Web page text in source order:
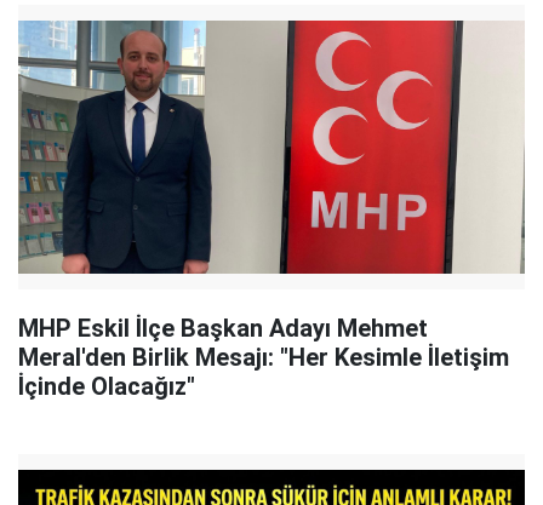
MHP Eskil İlçe Başkan Adayı Mehmet
Meral'den Birlik Mesajı: "Her Kesimle İletişim
İçinde Olacağız"